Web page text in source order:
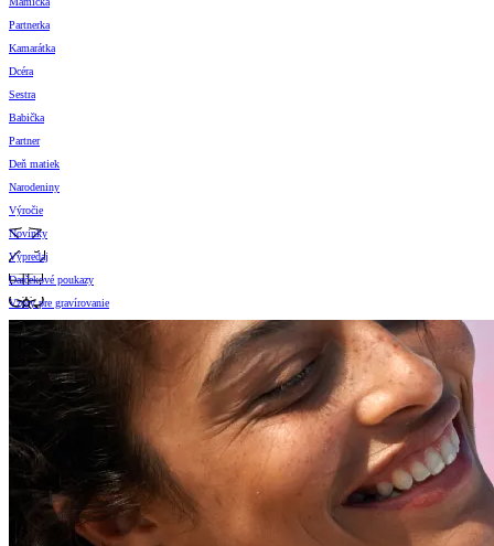
Partnerka
Kamarátka
Dcéra
Sestra
Babička
Partner
Deň matiek
Narodeniny
Výročie
Novinky
Výpredaj
Darčekové poukazy
Vzory pre gravírovanie